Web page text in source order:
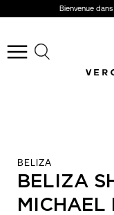
contenu
Bienvenue
Ouvrir
BELIZA
BELIZA
MICHAEL